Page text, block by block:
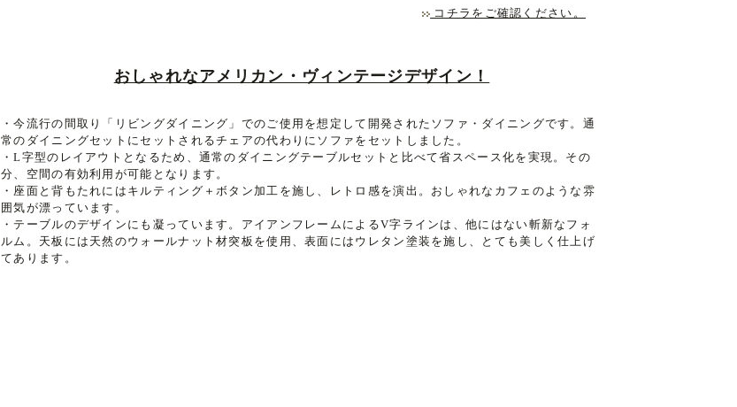
コチラをご確認ください。
おしゃれなアメリカン・ヴィンテージデザイン！
・今流行の間取り「リビングダイニング」でのご使用を想定して開発されたソファ・ダイニングです。通
常のダイニングセットにセットされるチェアの代わりにソファをセットしました。
・L字型のレイアウトとなるため、通常のダイニングテーブルセットと比べて省スペース化を実現。その
分、空間の有効利用が可能となります。
・座面と背もたれにはキルティング＋ボタン加工を施し、レトロ感を演出。おしゃれなカフェのような雰
囲気が漂っています。
・テーブルのデザインにも凝っています。アイアンフレームによるV字ラインは、他にはない斬新なフォ
ルム。天板には天然のウォールナット材突板を使用、表面にはウレタン塗装を施し、とても美しく仕上げ
てあります。